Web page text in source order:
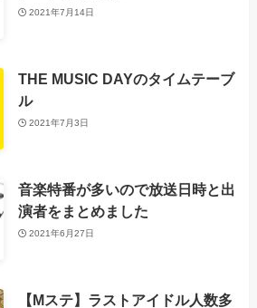
2021年7月14日
THE MUSIC DAYのタイムテーブ
ル
2021年7月3日
音楽特番が多いので放送日時と出
演者をまとめました
2021年6月27日
【Mステ】ラストアイドル人数多